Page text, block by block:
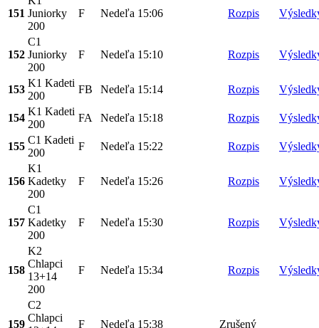
151 Juniorky
200
F Nedeľa 15:06 Rozpis
152
C1
Juniorky
200
F Nedeľa 15:10 Rozpis
153
K1 Kadeti
200
FB Nedeľa 15:14 Rozpis
154
K1 Kadeti
200
FA Nedeľa 15:18 Rozpis
155
C1 Kadeti
200
F Nedeľa 15:22 Rozpis
156
K1
Kadetky
200
F Nedeľa 15:26 Rozpis
157
C1
Kadetky
200
F Nedeľa 15:30 Rozpis
158
K2
Chlapci
13+14
200
F Nedeľa 15:34 Rozpis
159
C2
Chlapci
F Nedeľa 15:38 Zrušený